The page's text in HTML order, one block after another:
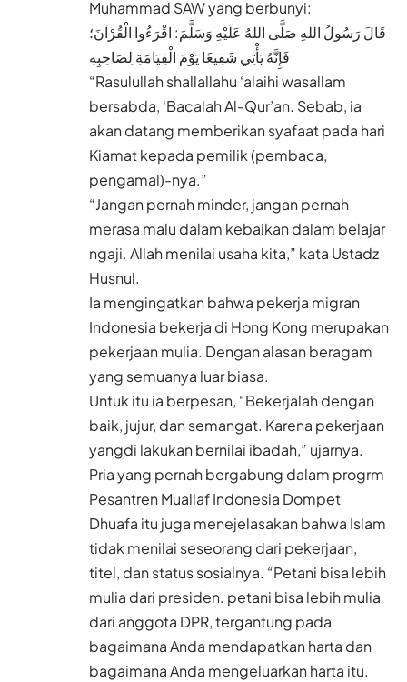
Muhammad SAW yang berbunyi:
قَالَ رَسُولُ اللهِ صَلَّى اللهُ عَلَيْهِ وَسَلَّمَ: اقْرَءُوا الْقُرْآنَ؛
فَإِنَّهُ يَأْتِي شَفِيعًا يَوْمَ الْقِيَامَةِ لِصَاحِبِهِ
“Rasulullah shallallahu ‘alaihi wasallam
bersabda, ‘Bacalah Al-Qur’an. Sebab, ia
akan datang memberikan syafaat pada hari
Kiamat kepada pemilik (pembaca,
pengamal)-nya.”
“Jangan pernah minder, jangan pernah
merasa malu dalam kebaikan dalam belajar
ngaji. Allah menilai usaha kita,” kata Ustadz
Husnul.
Ia mengingatkan bahwa pekerja migran
Indonesia bekerja di Hong Kong merupakan
pekerjaan mulia. Dengan alasan beragam
yang semuanya luar biasa.
Untuk itu ia berpesan, “Bekerjalah dengan
baik, jujur, dan semangat. Karena pekerjaan
yangdi lakukan bernilai ibadah,” ujarnya.
Pria yang pernah bergabung dalam progrm
Pesantren Muallaf Indonesia Dompet
Dhuafa itu juga menejelasakan bahwa Islam
tidak menilai seseorang dari pekerjaan,
titel, dan status sosialnya. “Petani bisa lebih
mulia dari presiden. petani bisa lebih mulia
dari anggota DPR, tergantung pada
bagaimana Anda mendapatkan harta dan
bagaimana Anda mengeluarkan harta itu.